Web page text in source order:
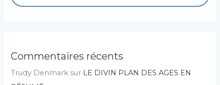
Commentaires récents
Trudy Denmark sur LE DIVIN PLAN DES AGES EN